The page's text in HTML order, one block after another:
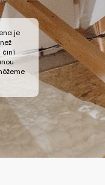
je
činí